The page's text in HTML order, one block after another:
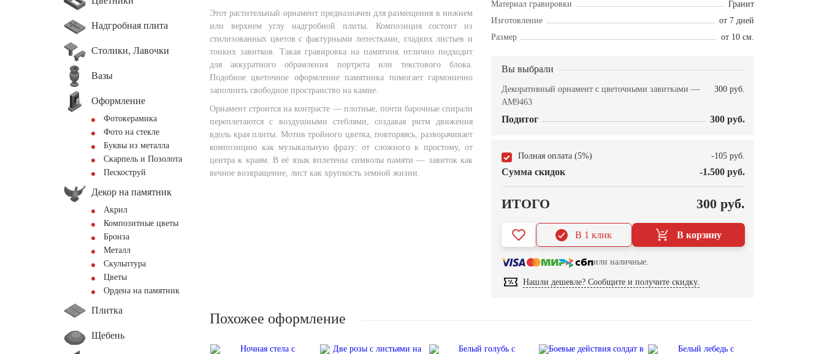
Надгробная плита
Столики, Лавочки
Вазы
Оформление
Фотокерамика
Фото на стекле
Буквы из металла
Скарпель и Позолота
Пескоструй
Декор на памятник
Акрил
Композитные цветы
Бронза
Металл
Скульптура
Цветы
Ордена на памятник
Плитка
Щебень
Этот растительный орнамент предназначен для размещения в нижнем
или верхнем углу надгробной плиты. Композиция состоит из
стилизованных цветов с фактурными лепестками, гладких листьев и
тонких завитков. Такая гравировка на памятник отлично подходит
для аккуратного обрамления портрета или текстового блока.
Подобное цветочное оформление памятника помогает гармонично
заполнить свободное пространство на камне.
Орнамент строится на контрасте — плотные, почти барочные спирали
переплетаются с воздушными стеблями, создавая ритм движения
вдоль края плиты. Мотив тройного цветка, повторяясь, разворачивает
композицию как музыкальную фразу: от сложного к простому, от
центра к краям. В её язык вплетены символы памяти — завиток как
вечное возвращение, лист как хрупкость земной жизни.
Материал гравировки
Гранит
Изготовление
от 7 дней
Размер
от 10 см.
Вы выбрали
Декоративный орнамент с цветочными завитками —
AM9463
300 руб.
Подитог 300 руб.
Полная оплата (5%) -105 руб.
Сумма скидок -1.500 руб.
ИТОГО 300 руб.
В корзину
В 1 клик
или наличные.
Нашли дешевле? Сообщите и получите скидку.
Похожее оформление